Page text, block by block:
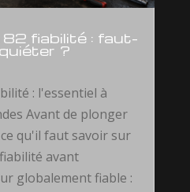
fiabilité : faut-
?
: l'essentiel à
Avant de plonger
qu'il faut savoir sur
avant
globalement fiable :